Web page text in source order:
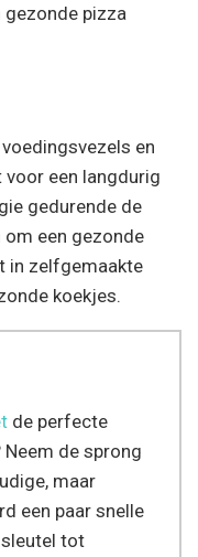
gezonde pizza
en
een langdurig
gedurende de
een gezonde
in zelfgemaakte
koekjes.
de perfecte
de sprong
maar
een paar snelle
tot